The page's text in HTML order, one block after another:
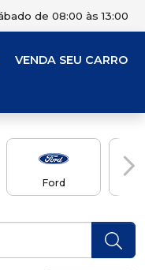
de 08:00 às 13:00
VENDA SEU CARRO
Ford